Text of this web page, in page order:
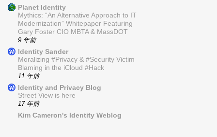
Planet Identity
Mythics: “An Alternative Approach to IT
Modernization” Whitepaper Featuring
Gary Foster CIO MBTA & MassDOT
9 年前
Identity Sander
Moralizing #Privacy & #Security Victim
Blaming in the iCloud #Hack
11 年前
Identity and Privacy Blog
Street View is here
17 年前
Kim Cameron's Identity Weblog